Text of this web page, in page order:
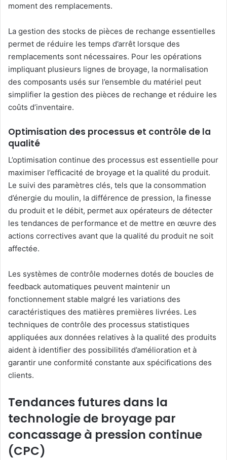
moment des remplacements.
La gestion des stocks de pièces de rechange essentielles
permet de réduire les temps d’arrêt lorsque des
remplacements sont nécessaires. Pour les opérations
impliquant plusieurs lignes de broyage, la normalisation
des composants usés sur l’ensemble du matériel peut
simplifier la gestion des pièces de rechange et réduire les
coûts d’inventaire.
Optimisation des processus et contrôle de la
qualité
L’optimisation continue des processus est essentielle pour
maximiser l’efficacité de broyage et la qualité du produit.
Le suivi des paramètres clés, tels que la consommation
d’énergie du moulin, la différence de pression, la finesse
du produit et le débit, permet aux opérateurs de détecter
les tendances de performance et de mettre en œuvre des
actions correctives avant que la qualité du produit ne soit
affectée.
Les systèmes de contrôle modernes dotés de boucles de
feedback automatiques peuvent maintenir un
fonctionnement stable malgré les variations des
caractéristiques des matières premières livrées. Les
techniques de contrôle des processus statistiques
appliquées aux données relatives à la qualité des produits
aident à identifier des possibilités d’amélioration et à
garantir une conformité constante aux spécifications des
clients.
Tendances futures dans la
technologie de broyage par
concassage à pression continue
(CPC)